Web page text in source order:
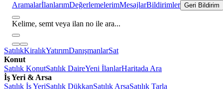
AramalarİlanlarımDeğerlemelerimMesajlarBildirimler Geri Bildirim
Kelime, semt veya ilan no ile ara...
SatılıkKiralıkYatırımDanışmanlarSat
Konut
Satılık KonutSatılık DaireYeni İlanlarHaritada Ara
İş Yeri & Arsa
Satılık İş YeriSatılık DükkanSatılık ArsaSatılık Tarla